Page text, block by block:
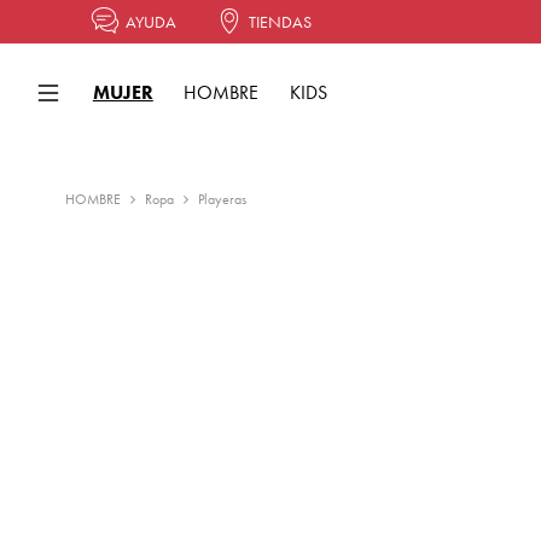
AYUDA TIENDAS
MUJER HOMBRE KIDS
HOMBRE Ropa Playeras